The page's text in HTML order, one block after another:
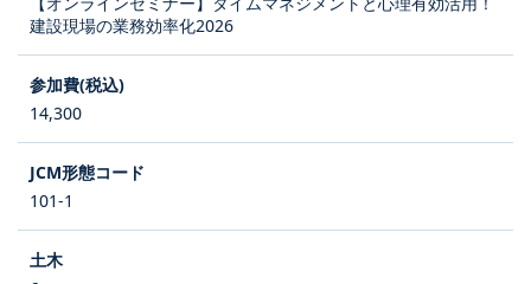
建設現場の業務効率化2026
14,300
101-1